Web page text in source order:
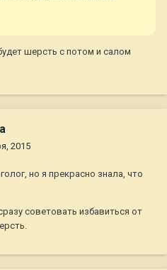
шерсть с потом и салом
2015
но я прекрасно знала, что
советовать избавиться от